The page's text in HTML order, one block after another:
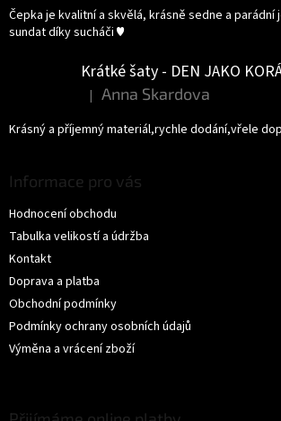
Čepka je kvalitní a skvělá, krásně sedne a parádní
sundat díky sucháči ♥️
Krátké šaty - DEN JAKO
Hodnocení produktu je 5 z 5 hvězdiček.
| Anna Skardova
Krásný a příjemný materiál,rychle dodání,vřele
Informace pro vás
Hodnocení obchodu
Tabulka velikostí a údržba
Kontakt
Doprava a platba
Obchodní podmínky
Podmínky ochrany osobních údajů
Výměna a vrácení zboží